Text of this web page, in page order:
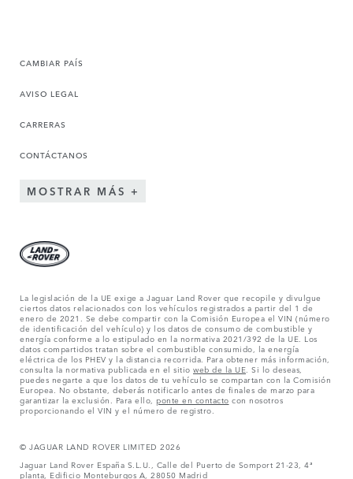
CAMBIAR PAÍS
AVISO LEGAL
CARRERAS
CONTÁCTANOS
MOSTRAR MÁS
La legislación de la UE exige a Jaguar Land Rover que recopile y divulgue
ciertos datos relacionados con los vehículos registrados a partir del 1 de
enero de 2021. Se debe compartir con la Comisión Europea el VIN (número
de identificación del vehículo) y los datos de consumo de combustible y
energía conforme a lo estipulado en la normativa 2021/392 de la UE. Los
datos compartidos tratan sobre el combustible consumido, la energía
eléctrica de los PHEV y la distancia recorrida. Para obtener más información,
consulta la normativa publicada en el sitio web de la UE . Si lo deseas,
puedes negarte a que los datos de tu vehículo se compartan con la Comisión
Europea. No obstante, deberás notificarlo antes de finales de marzo para
garantizar la exclusión. Para ello, ponte en contacto con nosotros
proporcionando el VIN y el número de registro.
© JAGUAR LAND ROVER LIMITED 2026
Jaguar Land Rover España S.L.U., Calle del Puerto de Somport 21-23, 4ª
planta, Edificio Monteburgos A, 28050 Madrid